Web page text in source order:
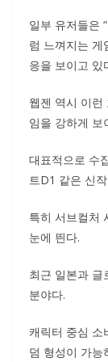
일부 유저들은
럼 느껴지는 게
응을 보이고 있
웹젠 역시 이런
임을 강하게 보
대표적으로 수
트D1 같은 신
특히 서브컬처
눈에 띈다.
최근 일본과 글
분야다.
캐릭터 중심 소
덤 형성이 가능